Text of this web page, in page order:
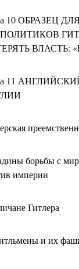
10 ОБРАЗЕЦ
ВЛАСТЬ:
11
борьбы с
империи
Гитлера
и их